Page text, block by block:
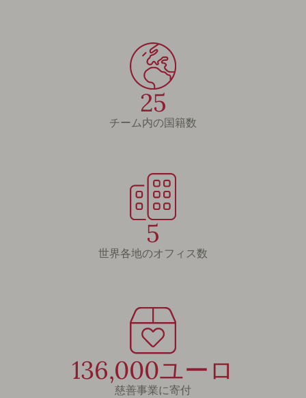
25
チーム内の国籍数
5
世界各地のオフィス数
136,000ユーロ
慈善事業に寄付